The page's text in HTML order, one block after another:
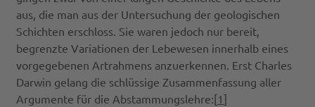
aus, die man aus der Untersuchung der geologischen
Schichten erschloss. Sie waren jedoch nur bereit,
begrenzte Variationen der Lebewesen innerhalb eines
vorgegebenen Artrahmens anzuerkennen. Erst Charles
Darwin gelang die schlüssige Zusammenfassung aller
Argumente für die Abstammungslehre:[1]